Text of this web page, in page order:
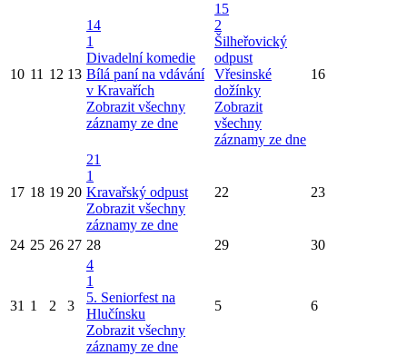
10 11 12 13
14
1
Divadelní komedie
Bílá paní na vdávání
v Kravařích
Zobrazit všechny
záznamy ze dne
15
2
Šilheřovický
odpust
Vřesinské
dožínky
Zobrazit
všechny
záznamy ze dne
16
17 18 19 20
21
1
Kravařský odpust
Zobrazit všechny
záznamy ze dne
22 23
24 25 26 27 28 29 30
31 1 2 3
4
1
5. Seniorfest na
Hlučínsku
Zobrazit všechny
záznamy ze dne
5 6